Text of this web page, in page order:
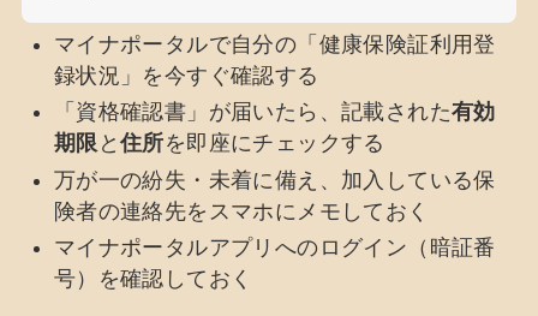
マイナポータルで自分の「健康保険証利用登
録状況」を今すぐ確認する
「資格確認書」が届いたら、記載された有効
期限 と 住所を即座にチェックする
万が一の紛失・未着に備え、加入している保
険者の連絡先をスマホにメモしておく
マイナポータルアプリへのログイン（暗証番
号）を確認しておく